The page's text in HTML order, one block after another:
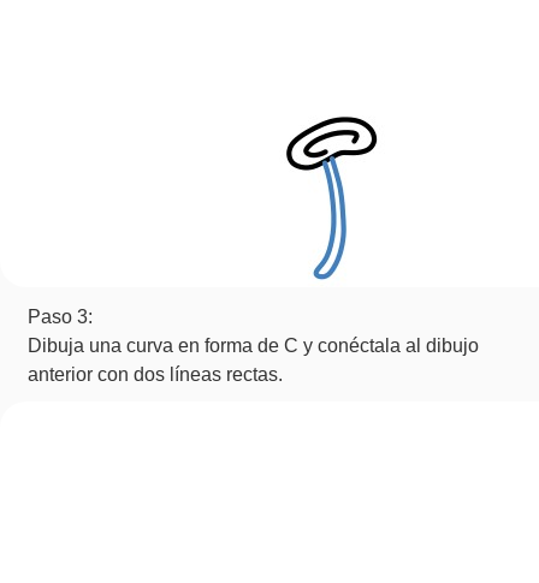
Paso 3:
Dibuja una curva en forma de C y conéctala al dibujo
anterior con dos líneas rectas.